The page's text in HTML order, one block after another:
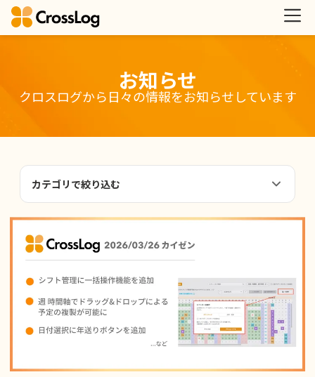
お知らせ
クロスログから日々の情報をお知らせしています
カテゴリで絞り込む